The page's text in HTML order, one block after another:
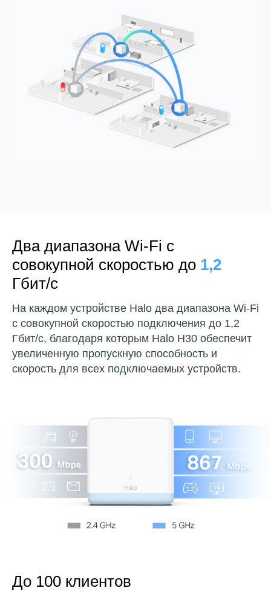
Два диапазона Wi-Fi с
совокупной скоростью до 1,2
Гбит/с
На каждом устройстве Halo два диапазона Wi-Fi
с совокупной скоростью подключения до 1,2
Гбит/с, благодаря которым Halo H30 обеспечит
увеличенную пропускную способность и
скорость для всех подключаемых устройств.
До 100 клиентов